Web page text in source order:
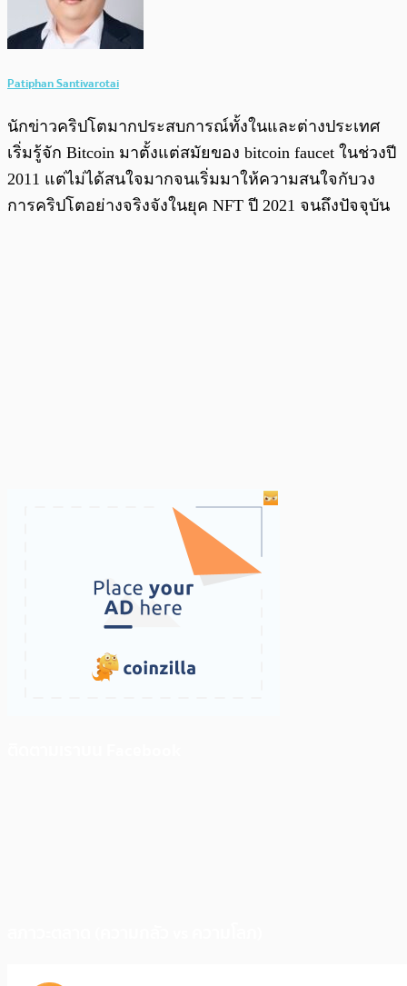
Patiphan Santivarotai
นักข่าวคริปโตมากประสบการณ์ทั้งในและต่างประเทศ
เริ่มรู้จัก Bitcoin มาตั้งแต่สมัยของ bitcoin faucet ในช่วงปี
2011 แต่ไม่ได้สนใจมากจนเริ่มมาให้ความสนใจกับวง
การคริปโตอย่างจริงจังในยุค NFT ปี 2021 จนถึงปัจจุบัน